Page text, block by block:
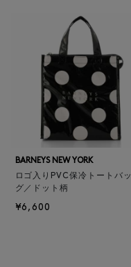
BARNEYS NEW YORK
ロゴ入りPVC保冷トートバッ
グ／ドット柄
¥6,600